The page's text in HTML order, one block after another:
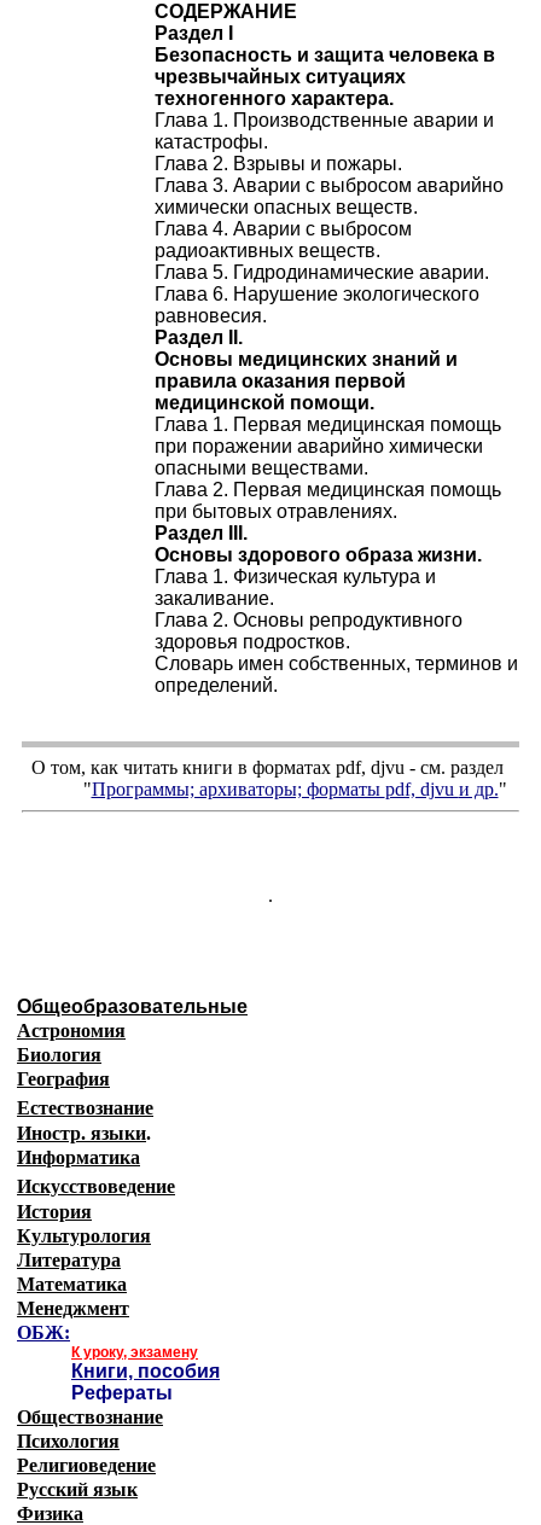
СОДЕРЖАНИЕ
Раздел I
Безопасность и защита человека в
чрезвычайных ситуациях
техногенного характера.
Глава 1. Производственные аварии и
катастрофы.
Глава 2. Взрывы и пожары.
Глава 3. Аварии с выбросом аварийно
химически опасных веществ.
Глава 4. Аварии с выбросом
радиоактивных веществ.
Глава 5. Гидродинамические аварии.
Глава 6. Нарушение экологического
равновесия.
Раздел II.
Основы медицинских знаний и
правила оказания первой
медицинской помощи.
Глава 1. Первая медицинская помощь
при поражении аварийно химически
опасными веществами.
Глава 2. Первая медицинская помощь
при бытовых отравлениях.
Раздел III.
Основы здорового образа жизни.
Глава 1. Физическая культура и
закаливание.
Глава 2. Основы репродуктивного
здоровья подростков.
Словарь имен собственных, терминов и
определений.
О том, как читать книги в форматах pdf, djvu - см. раздел
"Программы; архиваторы; форматы pdf, djvu и др."
.
Общеобразовательные
Астрономия
Биология
География
Естествознание
Иностр. языки.
Информатика
Искусствоведение
История
Культурология
Литература
Математика
Менеджмент
ОБЖ:
К уроку, экзамену
Книги, пособия
Рефераты
Обществознание
Психология
Религиоведение
Русский язык
Физика